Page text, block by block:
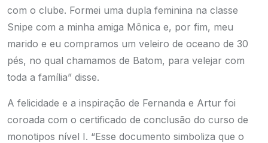
com o clube. Formei uma dupla feminina na classe
Snipe com a minha amiga Mônica e, por fim, meu
marido e eu compramos um veleiro de oceano de 30
pés, no qual chamamos de Batom, para velejar com
toda a família” disse.
A felicidade e a inspiração de Fernanda e Artur foi
coroada com o certificado de conclusão do curso de
monotipos nível I. “Esse documento simboliza que o